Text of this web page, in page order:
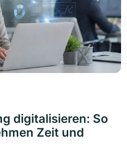
digitalisieren: So
Zeit und